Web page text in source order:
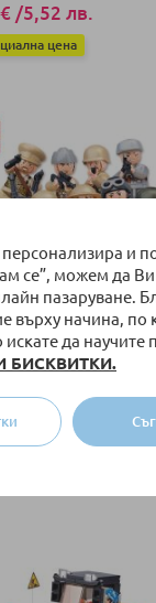
персонализира и
се”, можем да
пазаруване.
върху начина, по
да научите
БИСКВИТКИ.
/5,52 лв.
цена
Sluban ARMY
1,99 лв.